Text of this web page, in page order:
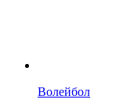
Волейбол